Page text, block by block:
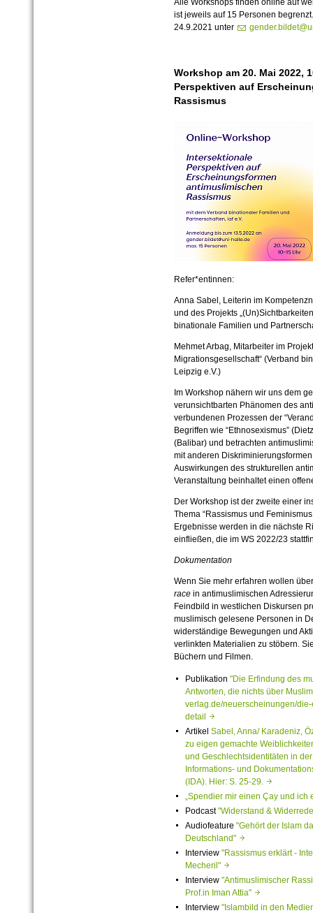
Alle Workshops finden online auf
ist jeweils auf 15 Personen
24.9.2021 unter
Workshop am 20. Mai 2022,
Perspektiven auf
Rassismus
Refer*entinnen:
Anna Sabel, Leiterin im
und des Projekts
binationale Familien und
Mehmet Arbag, Mitarbeiter im
Migrationsgesellschaft“ (Verband
Leipzig e.V.)
Im Workshop nähern wir uns dem
verunsichtbarten Phänomen des
verbundenen Prozessen der
Begriffen wie “Ethnosexismus”
(Balibar) und betrachten
mit anderen
Auswirkungen des strukturellen
Veranstaltung beinhaltet einen
Der Workshop ist der zweite einer
Thema “Rassismus und
Ergebnisse werden in die nächste
einfließen, die im WS 2022/23
Dokumentation
Wenn Sie mehr erfahren wollen
racein antimuslimischen
Feindbild in westlichen Diskursen
muslimisch gelesene Personen in
widerständige Bewegungen und
verlinkten Materialien zu stöbern.
Büchern und Filmen.
Publikation "Die Erfindung des
Antworten, die nichts über
verlag.de/neuerscheinungen/
detail
Artikel Sabel, Anna/ Karadeniz,
zu eigen gemachte
und Geschlechtsidentitäten in
Informations- und
(IDA). Hier: S. 25-29.
„Spendier mir einen Çay und
Podcast"Widerstand &
Audiofeature "Gehört der Islam
Deutschland"
Interview "Rassismus erklärt -
Mecheril"
Interview "Antimuslimischer
Prof.in Iman Attia"
Interview "Islambild in den